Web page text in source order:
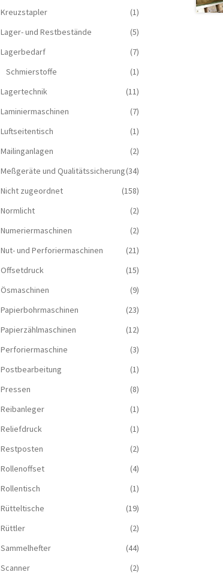
Kreuzstapler
(1)
Lager- und Restbestände
(5)
Lagerbedarf
(7)
Schmierstoffe
(1)
Lagertechnik
(11)
Laminiermaschinen
(7)
Luftseitentisch
(1)
Mailinganlagen
(2)
Meßgeräte und Qualitätssicherung(34)
Nicht zugeordnet
(158)
Normlicht
(2)
Numeriermaschinen
(2)
Nut- und Perforiermaschinen
(21)
Offsetdruck
(15)
Ösmaschinen
(9)
Papierbohrmaschinen
(23)
Papierzählmaschinen
(12)
Perforiermaschine
(3)
Postbearbeitung
(1)
Pressen
(8)
Reibanleger
(1)
Reliefdruck
(1)
Restposten
(2)
Rollenoffset
(4)
Rollentisch
(1)
Rütteltische
(19)
Rüttler
(2)
Sammelhefter
(44)
Scanner
(2)